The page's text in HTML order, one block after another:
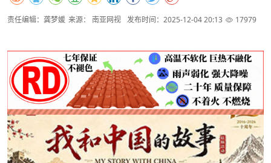
责任编辑：龚梦媛 来源： 南亚网视 发布时间：2025-12-04 20:13 17979